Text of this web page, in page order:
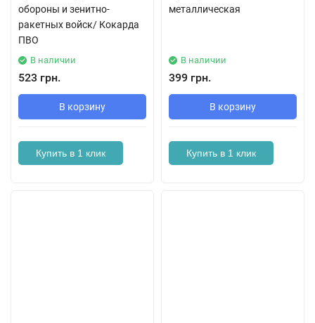
обороны и зенитно-
ракетных войск/ Кокарда
ПВО
В наличии
523 грн.
В корзину
Купить в 1 клик
металлическая
В наличии
399 грн.
В корзину
Купить в 1 клик